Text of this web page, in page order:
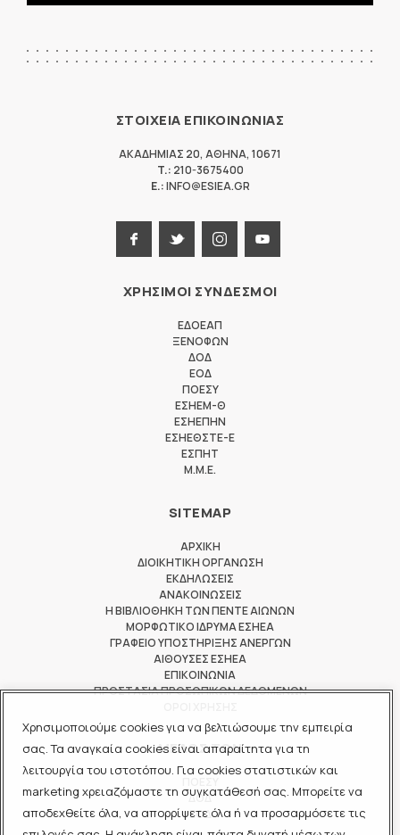
Χρησιμοποιούμε cookies για να βελτιώσουμε την εμπειρία
σας. Τα αναγκαία cookies είναι απαραίτητα για τη
λειτουργία του ιστοτόπου. Για cookies στατιστικών και
marketing χρειαζόμαστε τη συγκατάθεσή σας. Μπορείτε να
αποδεχθείτε όλα, να απορρίψετε όλα ή να προσαρμόσετε τις
ΣΤΟΙΧΕΙΑ ΕΠΙΚΟΙΝΩΝΙΑΣ
ΑΚΑΔΗΜΙΑΣ 20, ΑΘΗΝΑ, 10671
T.: 210-3675400
E.:INFO@ESIEA.GR
ΧΡΗΣΙΜΟΙ ΣΥΝΔΕΣΜΟΙ
ΕΔΟΕΑΠ
ΞΕΝΟΦΩΝ
ΔΟΔ
ΕΟΔ
ΠΟΕΣΥ
ΕΣΗΕΜ-Θ
ΕΣΗΕΠΗΝ
ΕΣΗΕΘΣΤΕ-Ε
ΕΣΠΗΤ
M.M.E.
SITEMAP
ΑΡΧΙΚΗ
ΔΙΟΙΚΗΤΙΚΗ ΟΡΓΑΝΩΣΗ
ΕΚΔΗΛΩΣΕΙΣ
ΑΝΑΚΟΙΝΩΣΕΙΣ
Η ΒΙΒΛΙΟΘΗΚΗ ΤΩΝ ΠΕΝΤΕ ΑΙΩΝΩΝ
ΜΟΡΦΩΤΙΚΟ ΙΔΡΥΜΑ ΕΣΗΕΑ
ΓΡΑΦΕΙΟ ΥΠΟΣΤΗΡΙΞΗΣ ΑΝΕΡΓΩΝ
ΑΙΘΟΥΣΕΣ ΕΣΗΕΑ
ΕΠΙΚΟΙΝΩΝΙΑ
ΠΡΟΣΤΑΣΙΑ ΠΡΟΣΩΠΙΚΩΝ ΔΕΔΟΜΕΝΩΝ
ΜΕΛΟΣ ΤΩΝ
ΔΟΔ
ΕΟΔ